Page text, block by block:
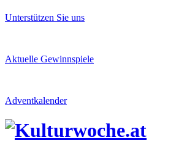
Unterstützen Sie uns
Aktuelle Gewinnspiele
Adventkalender